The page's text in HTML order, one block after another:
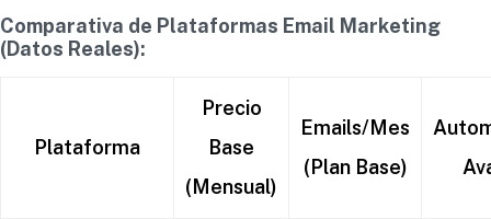
Comparativa de Plataformas Email Marketing
(Datos Reales):
Plataforma
Precio
Base
(Mensual)
Emails/Mes
(Plan Base)